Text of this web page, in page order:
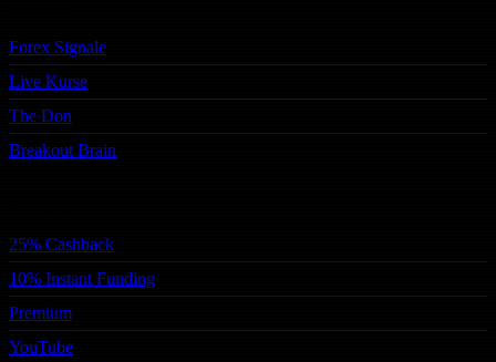
Forex Signale
Live Kurse
The Don
Breakout Brain
25% Cashback
10% Instant Funding
Premium
YouTube